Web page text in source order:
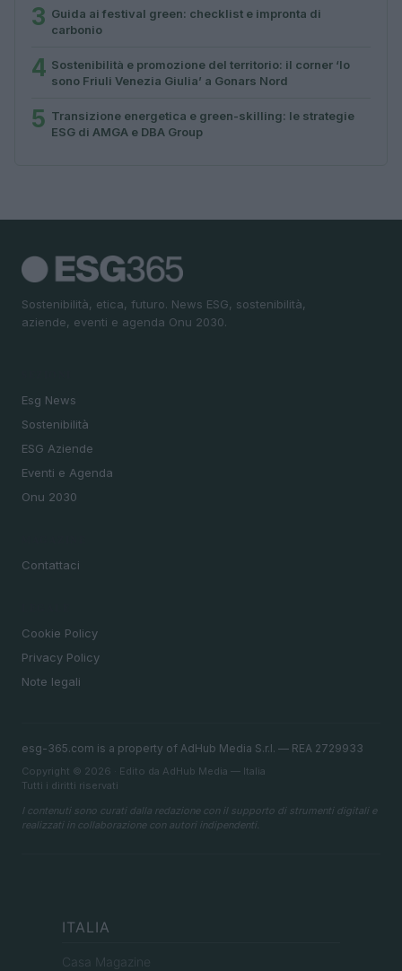
3 Guida ai festival green: checklist e impronta di
carbonio
4 Sostenibilità e promozione del territorio: il corner ‘Io
sono Friuli Venezia Giulia’ a Gonars Nord
5 Transizione energetica e green-skilling: le strategie
ESG di AMGA e DBA Group
Sostenibilità, etica, futuro. News ESG, sostenibilità,
aziende, eventi e agenda Onu 2030.
Esg News
Sostenibilità
ESG Aziende
Eventi e Agenda
Onu 2030
Contattaci
Cookie Policy
Privacy Policy
Note legali
esg-365.com is a property of AdHub Media S.r.l. — REA 2729933
Copyright © 2026 · Edito da AdHub Media — Italia
Tutti i diritti riservati
I contenuti sono curati dalla redazione con il supporto di strumenti digitali e
realizzati in collaborazione con autori indipendenti.
ITALIA
Casa Magazine